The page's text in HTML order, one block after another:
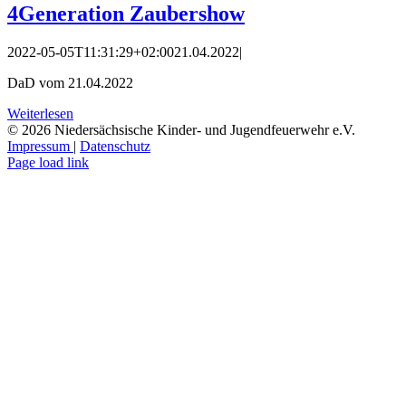
4Generation Zaubershow
2022-05-05T11:31:29+02:0021.04.2022|
DaD vom 21.04.2022
Weiterlesen
© 2026 Niedersächsische Kinder- und Jugendfeuerwehr e.V.
Impressum | Datenschutz
Facebook
Instagram
YouTube
E-
Page load link